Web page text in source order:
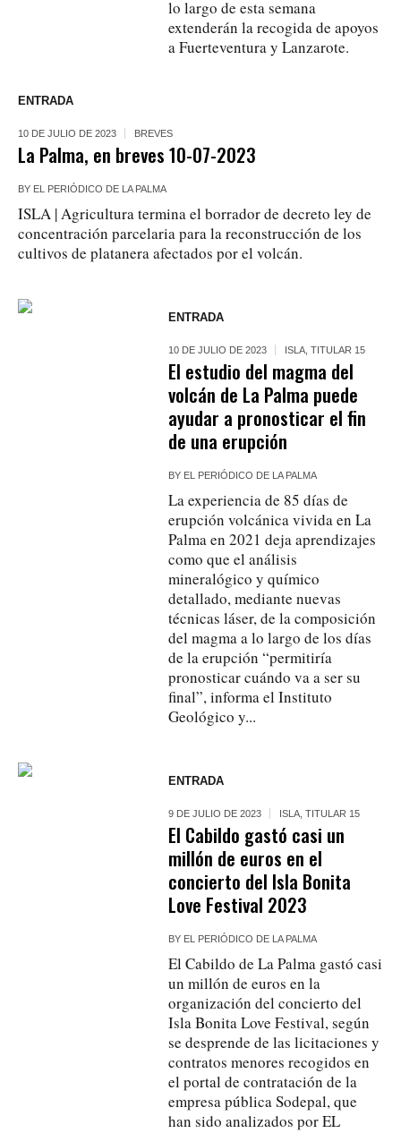
lo largo de esta semana
extenderán la recogida de apoyos
a Fuerteventura y Lanzarote.
ENTRADA
10 DE JULIO DE 2023 BREVES
La Palma, en breves 10-07-2023
BY EL PERIÓDICO DE LA PALMA
ISLA | Agricultura termina el borrador de decreto ley de
concentración parcelaria para la reconstrucción de los
cultivos de platanera afectados por el volcán.
ENTRADA
10 DE JULIO DE 2023 ISLA ,TITULAR 15
El estudio del magma del
volcán de La Palma puede
ayudar a pronosticar el fin
de una erupción
BY EL PERIÓDICO DE LA PALMA
La experiencia de 85 días de
erupción volcánica vivida en La
Palma en 2021 deja aprendizajes
como que el análisis
mineralógico y químico
detallado, mediante nuevas
técnicas láser, de la composición
del magma a lo largo de los días
de la erupción “permitiría
pronosticar cuándo va a ser su
final”, informa el Instituto
Geológico y...
ENTRADA
9 DE JULIO DE 2023 ISLA ,TITULAR 15
El Cabildo gastó casi un
millón de euros en el
concierto del Isla Bonita
Love Festival 2023
BY EL PERIÓDICO DE LA PALMA
El Cabildo de La Palma gastó casi
un millón de euros en la
organización del concierto del
Isla Bonita Love Festival, según
se desprende de las licitaciones y
contratos menores recogidos en
el portal de contratación de la
empresa pública Sodepal, que
han sido analizados por EL